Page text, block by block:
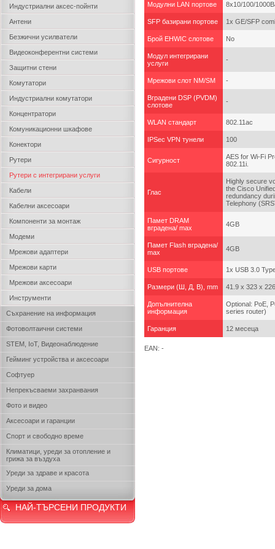
Индустриални аксес-пойнти
Антени
Безжични усилватели
Видеоконферентни системи
Защитни стени
Комутатори
Индустриални комутатори
Концентратори
Комуникационни шкафове
Конектори
Рутери
Рутери с интегрирани услуги
Кабели
Кабелни аксесоари
Компоненти за монтаж
Модеми
Мрежови адаптери
Мрежови карти
Мрежови аксесоари
Инструменти
Съхранение на информация
Фотоволтаични системи
STEM, IoT, Видеонаблюдение
Гейминг устройства и аксесоари
Софтуер
Непрекъсваеми захранвания
Фото и видео
Аксесоари и гаранции
Спорт и свободно време
Климатици, уреди за отопление и
грижа за въздуха
Уреди за здраве и красота
Уреди за дома
НАЙ-ТЪРСЕНИ ПРОДУКТИ
Модулни LAN портове 8x10/100/
SFP базирани портове 1x GE/SFP
Брой EHWIC слотове No
Модул интегрирани
услуги
-
Мрежови слот NM/SM -
Вградени DSP (PVDM)
слотове
-
WLAN стандарт 802.11ac
IPSec VPN тунели 100
Сигурност
AES for Wi-Fi
802.11i.
Глас
Highly secure
the Cisco
redundancy
Telephony
Памет DRAM
вградена/ max
4GB
Памет Flash вградена/
mах
4GB
USB портове 1x USB 3.0
Размери (Ш, Д, В), mm 41.9 x 323 x
Допълнителна
информация
Optional: PoE,
series router)
Гаранция 12 месеца
EAN: -